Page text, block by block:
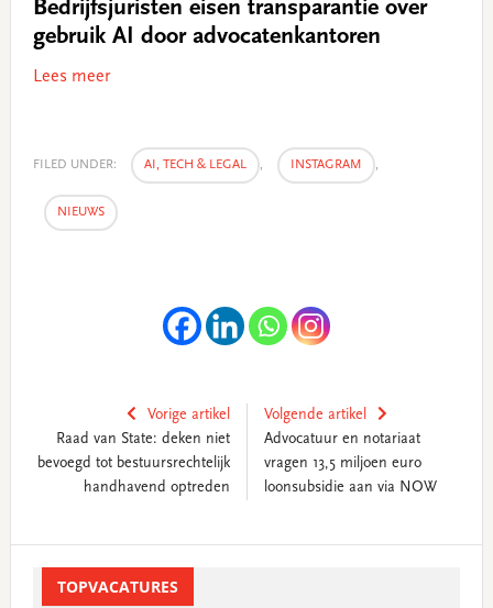
Bedrijfsjuristen eisen transparantie over
gebruik AI door advocatenkantoren
Lees meer
FILED UNDER: AI, TECH & LEGAL , INSTAGRAM ,
NIEUWS
Vorige artikel
Raad van State: deken niet
bevoegd tot bestuursrechtelijk
handhavend optreden
Volgende artikel
Advocatuur en notariaat
vragen 13,5 miljoen euro
loonsubsidie aan via NOW
SidebarTOPVACATURES